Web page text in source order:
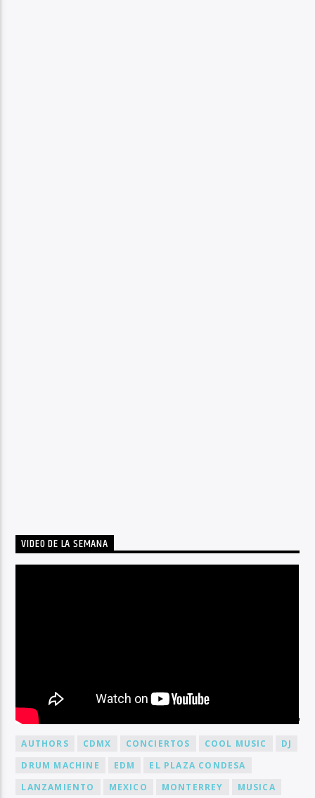
VIDEO DE LA SEMANA
BY TAG
AUTHORS CDMX CONCIERTOS COOL MUSIC
DJ
DRUM MACHINE
EDM
EL PLAZA CONDESA
LANZAMIENTO
MEXICO MONTERREY MUSICA